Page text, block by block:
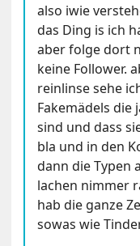
also iwie
das Ding is ich
aber folge dort
keine Follower.
reinlinse sehe
Fakemädels die
sind und dass
bla und in den
dann die Typen
lachen nimmer
hab die ganze
sowas wie